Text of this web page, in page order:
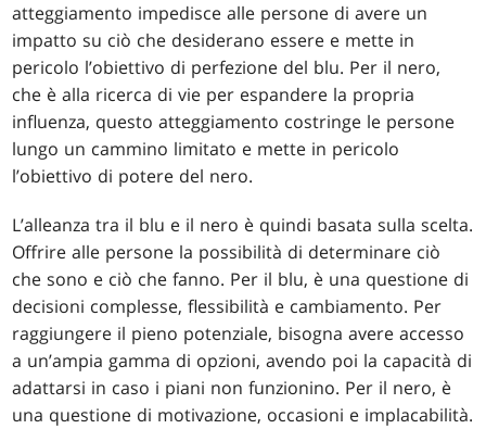
atteggiamento impedisce alle persone di avere un
impatto su ciò che desiderano essere e mette in
pericolo l’obiettivo di perfezione del blu. Per il nero,
che è alla ricerca di vie per espandere la propria
influenza, questo atteggiamento costringe le persone
lungo un cammino limitato e mette in pericolo
l’obiettivo di potere del nero.
L’alleanza tra il blu e il nero è quindi basata sulla scelta.
Offrire alle persone la possibilità di determinare ciò
che sono e ciò che fanno. Per il blu, è una questione di
decisioni complesse, flessibilità e cambiamento. Per
raggiungere il pieno potenziale, bisogna avere accesso
a un’ampia gamma di opzioni, avendo poi la capacità di
adattarsi in caso i piani non funzionino. Per il nero, è
una questione di motivazione, occasioni e implacabilità.